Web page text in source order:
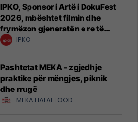
IPKO, Sponsor i Artë i DokuFest
2026, mbështet filmin dhe
frymëzon gjeneratën e re të
krijuesve
IPKO
Pashtetat MEKA - zgjedhje
praktike për mëngjes, piknik
dhe rrugë
MEKA HALAL FOOD